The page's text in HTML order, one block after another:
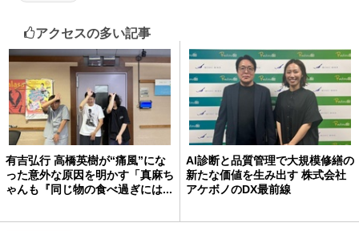
アクセスの多い記事
有吉弘行 高橋英樹が“痛風”にな
った意外な原因を明かす「真麻ち
ゃんも『同じ物の食べ過ぎには...
AI診断と品質管理で大規模修繕の
新たな価値を生み出す 株式会社
アケボノのDX最前線